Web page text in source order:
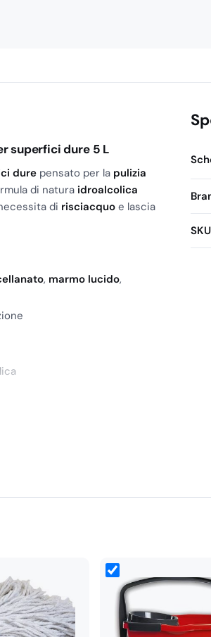
superfici dure 5 L
dure pensato per la pulizia
di natura idroalcolica
di risciacquo e lascia
, marmo lucido,
.
indicata
imbevuta della
SKU